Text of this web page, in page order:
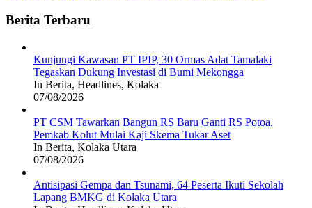
Berita Terbaru
Kunjungi Kawasan PT IPIP, 30 Ormas Adat Tamalaki
Tegaskan Dukung Investasi di Bumi Mekongga
In Berita, Headlines, Kolaka
07/08/2026
PT CSM Tawarkan Bangun RS Baru Ganti RS Potoa,
Pemkab Kolut Mulai Kaji Skema Tukar Aset
In Berita, Kolaka Utara
07/08/2026
Antisipasi Gempa dan Tsunami, 64 Peserta Ikuti Sekolah
Lapang BMKG di Kolaka Utara